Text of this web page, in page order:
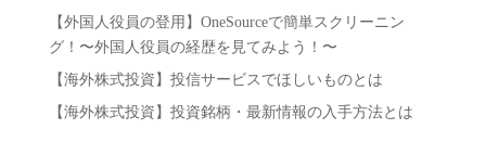
【外国人役員の登用】OneSourceで簡単スクリーニン
グ！〜外国人役員の経歴を見てみよう！〜
【海外株式投資】投信サービスでほしいものとは
【海外株式投資】投資銘柄・最新情報の入手方法とは